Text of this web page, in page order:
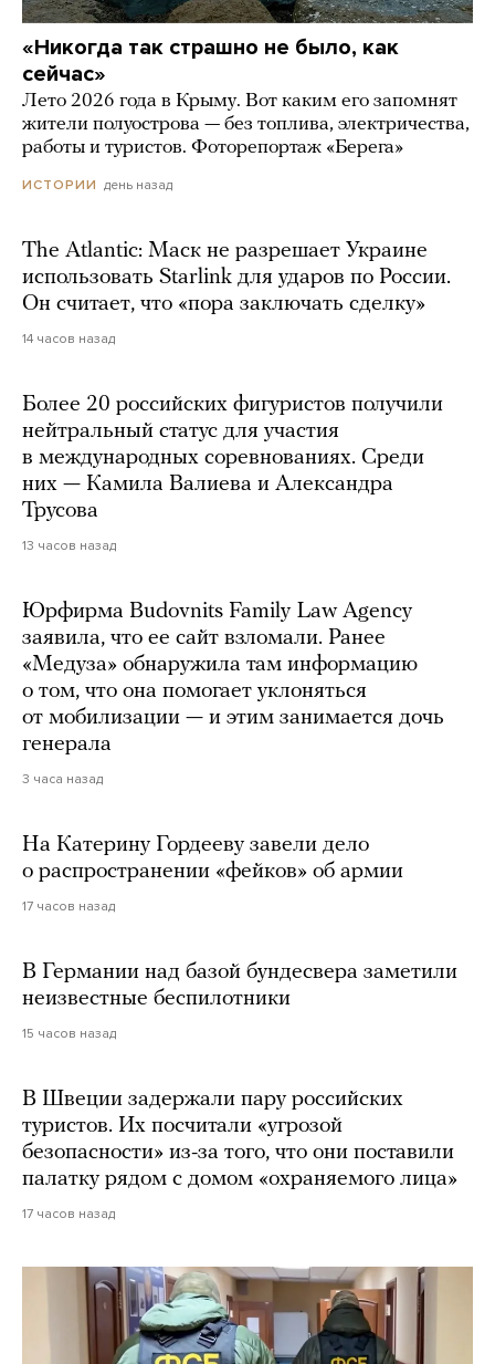
«Никогда так страшно не было, как
сейчас»
Лето 2026 года в Крыму. Вот каким его запомнят
жители полуострова — без топлива, электричества,
работы и туристов. Фоторепортаж «Берега»
ИСТОРИИ день назад
The Atlantic: Маск не разрешает Украине
использовать Starlink для ударов по России.
Он считает, что «пора заключать сделку»
14 часов назад
Более 20 российских фигуристов получили
нейтральный статус для участия
в международных соревнованиях. Среди
них — Камила Валиева и Александра
Трусова
13 часов назад
Юрфирма Budovnits Family Law Agency
заявила, что ее сайт взломали. Ранее
«Медуза» обнаружила там информацию
о том, что она помогает уклоняться
от мобилизации — и этим занимается дочь
генерала
3 часа назад
На Катерину Гордееву завели дело
о распространении «фейков» об армии
17 часов назад
В Германии над базой бундесвера заметили
неизвестные беспилотники
15 часов назад
В Швеции задержали пару российских
туристов. Их посчитали «угрозой
безопасности» из-за того, что они поставили
палатку рядом с домом «охраняемого лица»
17 часов назад